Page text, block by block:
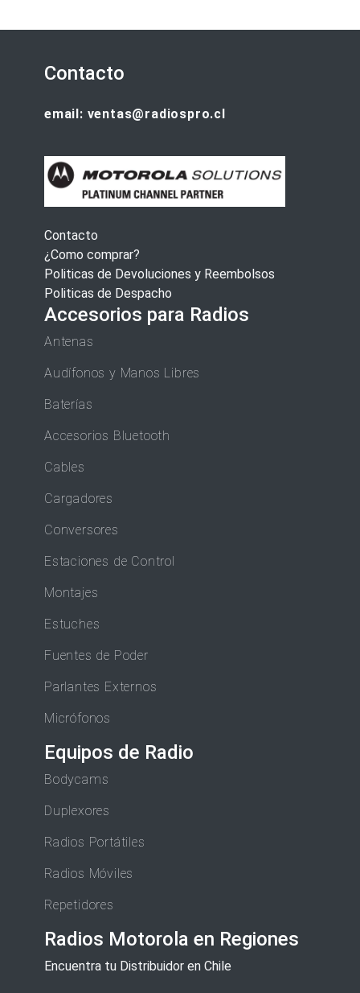
Contacto
email: ventas@radiospro.cl
Contacto
¿Como comprar?
Politicas de Devoluciones y Reembolsos
Politicas de Despacho
Accesorios para Radios
Antenas
Audífonos y Manos Libres
Baterías
Accesorios Bluetooth
Cables
Cargadores
Conversores
Estaciones de Control
Montajes
Estuches
Fuentes de Poder
Parlantes Externos
Micrófonos
Equipos de Radio
Bodycams
Duplexores
Radios Portátiles
Radios Móviles
Repetidores
Radios Motorola en Regiones
Encuentra tu Distribuidor en Chile